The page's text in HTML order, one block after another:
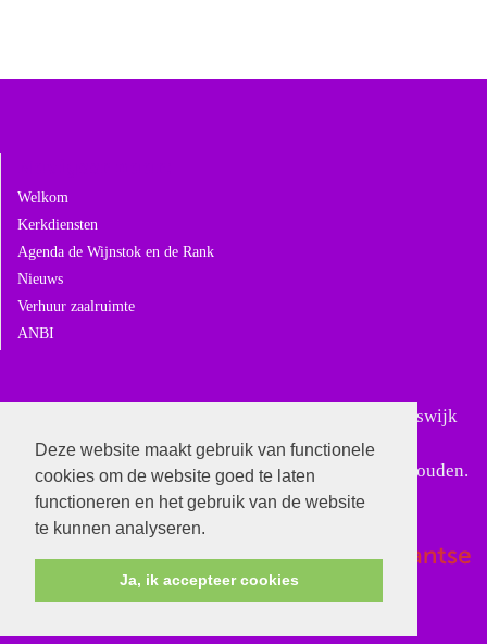
Deze website maakt gebruik van functionele
cookies om de website goed te laten
functioneren en het gebruik van de website
te kunnen analyseren.
Ja, ik accepteer cookies
Welkom
Kerkdiensten
Agenda de Wijnstok en de Rank
Nieuws
Verhuur zaalruimte
ANBI
Sinds 18 februari 2024 is Gereformeerd Giessen-Rijswijk
samengegaan met Gereformeerd Andel. In Giessen-
Rijswijk worden alleen nog bijzondere diensten gehouden.